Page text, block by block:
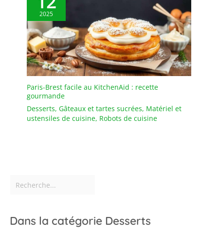
donc les utiliser sans
crainte ; faciles à stocker
et à nettoyer, elles
passent au lave-vaisselle.
2025
Paris-Brest facile au KitchenAid : recette
gourmande
Desserts, Gâteaux et tartes sucrées, Matériel et
ustensiles de cuisine, Robots de cuisine
Dans la catégorie Desserts